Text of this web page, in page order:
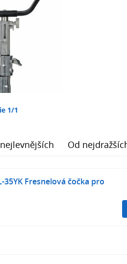
1/1
Od
35YK Fresnelová čočka pro